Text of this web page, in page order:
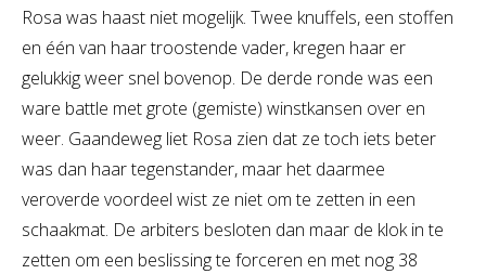
Rosa was haast niet mogelijk. Twee knuffels, een stoffen
en één van haar troostende vader, kregen haar er
gelukkig weer snel bovenop. De derde ronde was een
ware battle met grote (gemiste) winstkansen over en
weer. Gaandeweg liet Rosa zien dat ze toch iets beter
was dan haar tegenstander, maar het daarmee
veroverde voordeel wist ze niet om te zetten in een
schaakmat. De arbiters besloten dan maar de klok in te
zetten om een beslissing te forceren en met nog 38